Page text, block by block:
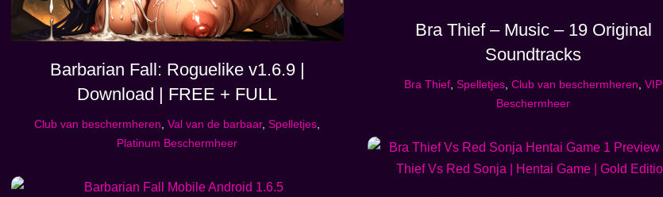
Barbarian Fall: Roguelike v1.6.9 |
Download | FREE + FULL
Club van beschermheren ,Val van de barbaar,Spelletjes
Platinum Beschermheer
Bra Thief – Music – 19 Original
Soundtracks
Bra Thief ,Spelletjes ,Club van beschermheren ,VIP
Beschermheer